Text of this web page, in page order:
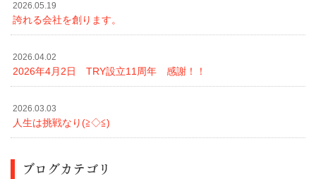
2026.05.19
誇れる会社を創ります。
2026.04.02
2026年4月2日 TRY設立11周年 感謝！！
2026.03.03
人生は挑戦なり(≧◇≦)
ブログカテゴリ